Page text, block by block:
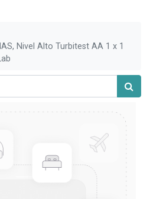
Nivel Alto Turbitest AA 1 x 1